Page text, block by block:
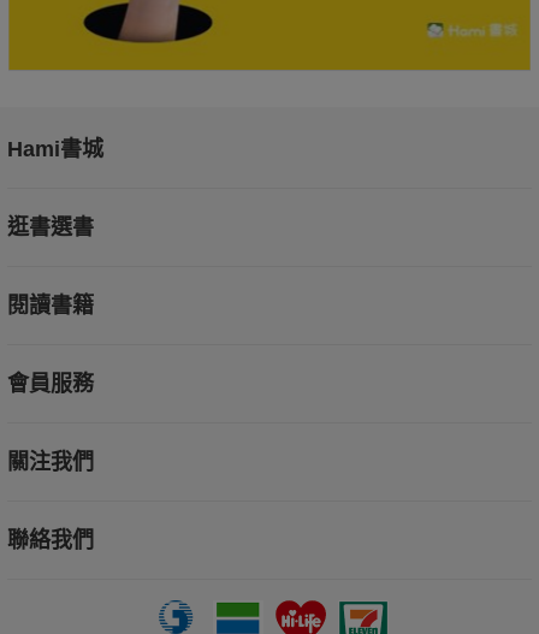
Hami書城
逛書選書
閱讀書籍
會員服務
關注我們
聯絡我們